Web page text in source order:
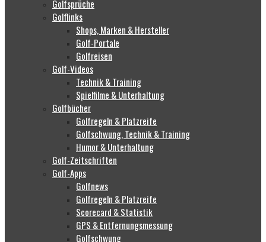
Golfsprüche
Golflinks
Shops, Marken & Hersteller
Golf-Portale
Golfreisen
Golf-Videos
Technik & Training
Spielfilme & Unterhaltung
Golfbücher
Golfregeln & Platzreife
Golfschwung, Technik & Training
Humor & Unterhaltung
Golf-Zeitschriften
Golf-Apps
Golfnews
Golfregeln & Platzreife
Scorecard & Statistik
GPS & Entfernungsmessung
Golfschwung